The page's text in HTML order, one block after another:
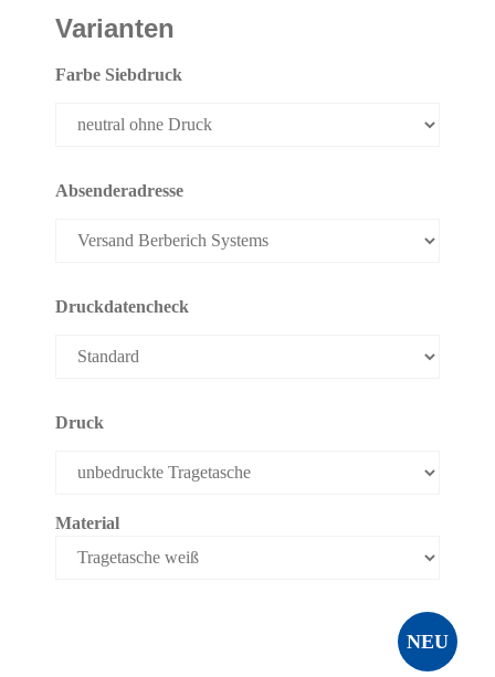
Varianten
Farbe Siebdruck
Absenderadresse
Druckdatencheck
Druck
Material
NEU